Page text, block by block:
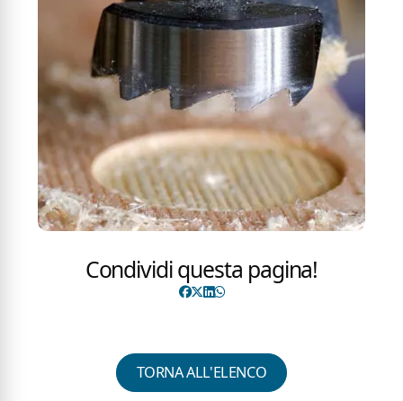
Condividi questa pagina!
TORNA ALL'ELENCO